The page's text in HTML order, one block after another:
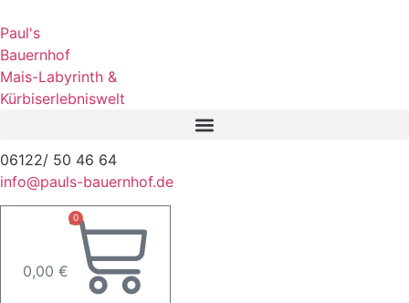
Paul's
Bauernhof
Mais-Labyrinth &
Kürbiserlebniswelt
06122/ 50 46 64
info@pauls-bauernhof.de
0,00 €
0